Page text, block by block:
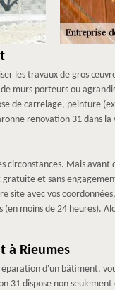
les travaux de gros
murs porteurs ou
de carrelage, peinture
renovation 31 dans la
Mais avant
et sans
site avec vos
moins de 24 heures).
à Rieumes
d'un bâtiment,
dispose non